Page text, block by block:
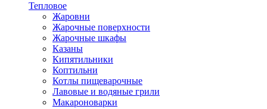
Тепловое
Жаровни
Жарочные поверхности
Жарочные шкафы
Казаны
Кипятильники
Коптильни
Котлы пищеварочные
Лавовые и водяные грили
Макароноварки